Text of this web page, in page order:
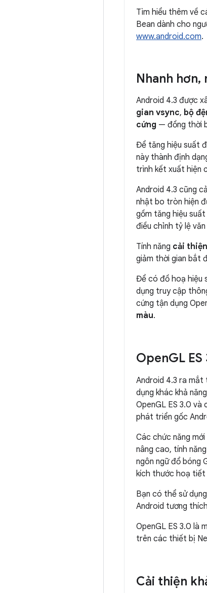
Tìm hiểu thêm về
Bean dành cho
www.android.com.
Nhanh hơn,
Android 4.3 được
gian vsync, bộ
cứng — đồng thời
Để tăng hiệu suất
này thành định
trình kết xuất hiện
Android 4.3 cũng
nhật bo tròn hiện
gồm tăng hiệu
điều chỉnh tỷ lệ
Tính năng cải
giảm thời gian bắt
Để có đồ hoạ hiệu
dụng truy cập
cứng tận dụng
màu.
OpenGL ES
Android 4.3 ra mắt
dụng khác khả
OpenGL ES 3.0 và
phát triển gốc
Các chức năng
nâng cao, tính
ngôn ngữ đổ bóng
kích thước hoạ tiết
Bạn có thể sử
Android tương
OpenGL ES 3.0 là
trên các thiết bị
Cải thiện